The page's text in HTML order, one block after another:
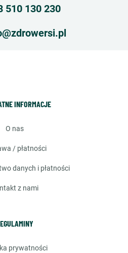
510 130 230
INFORMACJE
o nas
/ płatności
danych i płatności
z nami
prywatności